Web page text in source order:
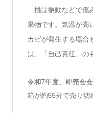
桃は振動などで傷
果物です。気温が高
カビが発生する場合
は、「自己責任」の
令和7年度、即売会
箱が約55分で売り切